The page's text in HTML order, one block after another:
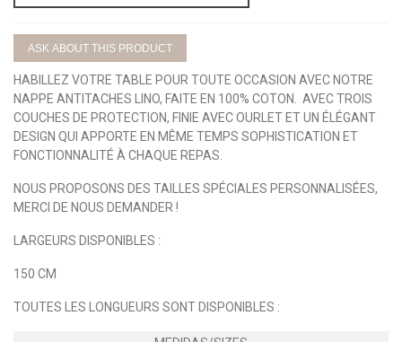
ASK ABOUT THIS PRODUCT
HABILLEZ VOTRE TABLE POUR TOUTE OCCASION AVEC NOTRE
NAPPE ANTITACHES LINO, FAITE EN 100% COTON. AVEC TROIS
COUCHES DE PROTECTION, FINIE AVEC OURLET ET UN ÉLÉGANT
DESIGN QUI APPORTE EN MÊME TEMPS SOPHISTICATION ET
FONCTIONNALITÉ À CHAQUE REPAS.
NOUS PROPOSONS DES TAILLES SPÉCIALES PERSONNALISÉES,
MERCI DE NOUS DEMANDER !
LARGEURS DISPONIBLES :
150 CM
TOUTES LES LONGUEURS SONT DISPONIBLES :